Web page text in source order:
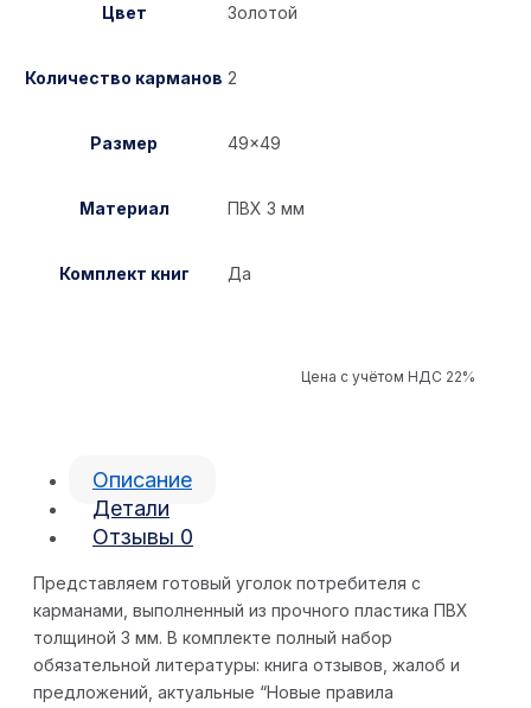
Цвет Золотой
Количество карманов 2
Размер 49×49
Материал ПВХ 3 мм
Комплект книг Да
Цена с учётом НДС 22%
Описание
Детали
Отзывы 0
Представляем готовый уголок потребителя с
карманами, выполненный из прочного пластика ПВХ
толщиной 3 мм. В комплекте полный набор
обязательной литературы: книга отзывов, жалоб и
предложений, актуальные “Новые правила